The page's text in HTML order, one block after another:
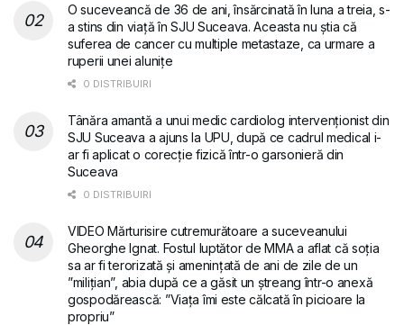
O suceveancă de 36 de ani, însărcinată în luna a treia, s-
a stins din viață în SJU Suceava. Aceasta nu știa că
suferea de cancer cu multiple metastaze, ca urmare a
ruperii unei alunițe
0 DISTRIBUIRI
Tânăra amantă a unui medic cardiolog intervenționist din
SJU Suceava a ajuns la UPU, după ce cadrul medical i-
ar fi aplicat o corecție fizică într-o garsonieră din
Suceava
0 DISTRIBUIRI
VIDEO Mărturisire cutremurătoare a suceveanului
Gheorghe Ignat. Fostul luptător de MMA a aflat că soția
sa ar fi terorizată și amenințată de ani de zile de un
”milițian”, abia după ce a găsit un ștreang într-o anexă
gospodărească: ”Viața îmi este călcată în picioare la
propriu”